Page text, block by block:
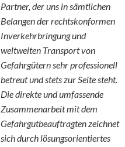
Partner, der uns in sämtlichen
Belangen der rechtskonformen
Inverkehrbringung und
weltweiten Transport von
Gefahrgütern sehr professionell
betreut und stets zur Seite steht.
Die direkte und umfassende
Zusammenarbeit mit dem
Gefahrgutbeauftragten zeichnet
sich durch lösungsorientiertes